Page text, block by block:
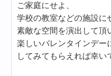
ご家庭にせよ、
学校の教室などの施設に
素敵な空間を演出して頂
楽しいバレンタインデー
してみてもらえれば幸い